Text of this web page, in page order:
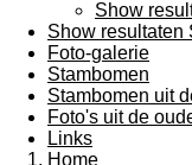
Show
Show resultaten
Foto-galerie
Stambomen
Stambomen uit
Foto's uit de
Links
Home